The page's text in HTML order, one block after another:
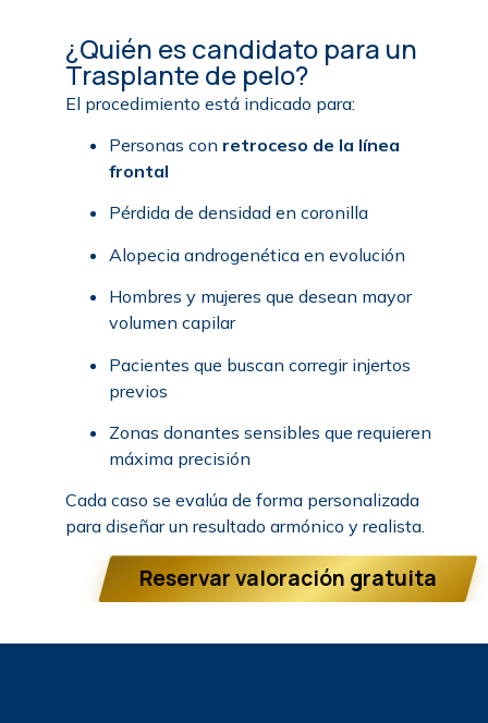
¿Quién es candidato para un
Trasplante de pelo?
El procedimiento está indicado para:
Personas con retroceso de la línea
frontal
Pérdida de densidad en coronilla
Alopecia androgenética en evolución
Hombres y mujeres que desean mayor
volumen capilar
Pacientes que buscan corregir injertos
previos
Zonas donantes sensibles que requieren
máxima precisión
Cada caso se evalúa de forma personalizada
para diseñar un resultado armónico y realista.
Reservar valoración gratuita